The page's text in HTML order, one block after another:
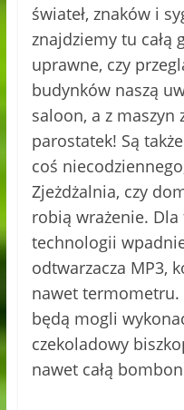
świateł, znaków i
znajdziemy tu całą
uprawne, czy
budynków naszą
saloon, a z maszyn
parostatek! Są
coś
Zjeżdżalnia, czy
robią wrażenie.
technologii
odtwarzacza MP3,
nawet termometru.
będą mogli
czekoladowy
nawet całą